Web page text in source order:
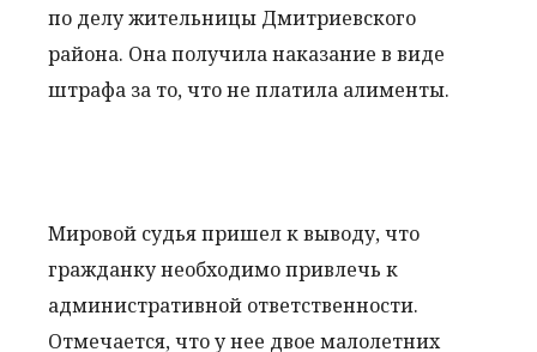
по делу жительницы Дмитриевского
района. Она получила наказание в виде
штрафа за то, что не платила алименты.
Мировой судья пришел к выводу, что
гражданку необходимо привлечь к
административной ответственности.
Отмечается, что у нее двое малолетних